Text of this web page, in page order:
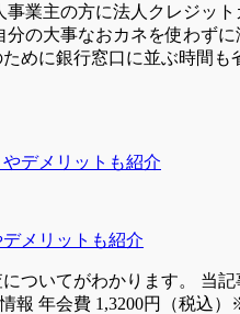
業主の方に法人クレジッ
の大事なおカネを使わず
めに銀行窓口に並ぶ時間
メリットも紹介
ついてがわかります。 当
年会費 1,3200円（税込